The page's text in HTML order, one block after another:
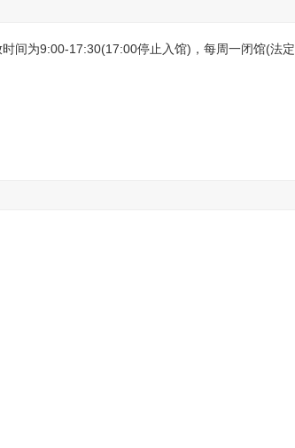
间为9:00-17:30(17:00停止入馆)，每周一闭馆(法定